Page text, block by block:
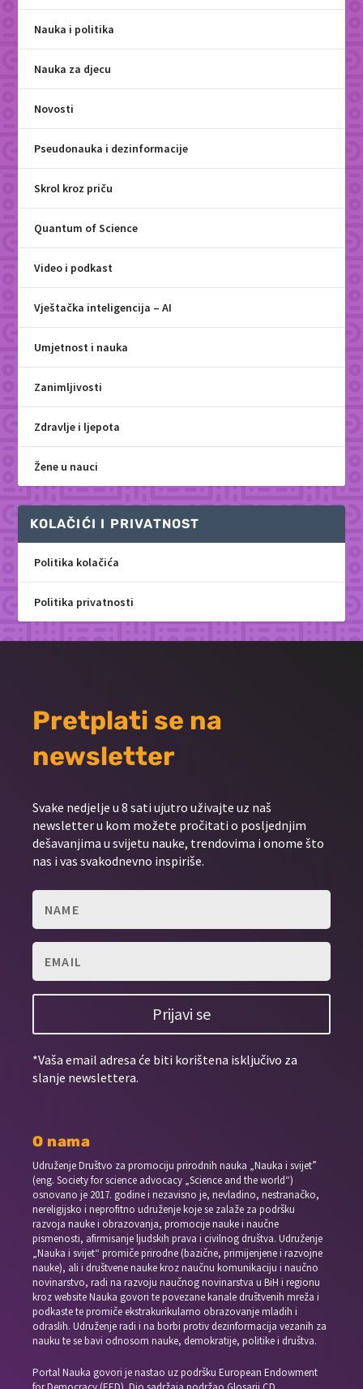
Nauka i politika
Nauka za djecu
Novosti
Pseudonauka i dezinformacije
Skrol kroz priču
Quantum of Science
Video i podkast
Vještačka inteligencija – AI
Umjetnost i nauka
Zanimljivosti
Zdravlje i ljepota
Žene u nauci
KOLAČIĆI I PRIVATNOST
Politika kolačića
Politika privatnosti
Pretplati se na
newsletter
Svake nedjelje u 8 sati ujutro uživajte uz naš
newsletter u kom možete pročitati o posljednjim
dešavanjima u svijetu nauke, trendovima i onome što
nas i vas svakodnevno inspiriše.
Prijavi se
*Vaša email adresa će biti korištena isključivo za
slanje newslettera.
O nama
Udruženje Društvo za promociju prirodnih nauka „Nauka i svijet”
(eng. Society for science advocacy „Science and the world“)
osnovano je 2017. godine i nezavisno je, nevladino, nestranačko,
nereligijsko i neprofitno udruženje koje se zalaže za podršku
razvoja nauke i obrazovanja, promocije nauke i naučne
pismenosti, afirmisanje ljudskih prava i civilnog društva. Udruženje
„Nauka i svijet“ promiče prirodne (bazične, primijenjene i razvojne
nauke), ali i društvene nauke kroz naučnu komunikaciju i naučno
novinarstvo, radi na razvoju naučnog novinarstva u BiH i regionu
kroz website Nauka govori te povezane kanale društvenih mreža i
podkaste te promiče ekstrakurikularno obrazovanje mladih i
odraslih. Udruženje radi i na borbi protiv dezinformacija vezanih za
nauku te se bavi odnosom nauke, demokratije, politike i društva.
Portal Nauka govori je nastao uz podršku European Endowment